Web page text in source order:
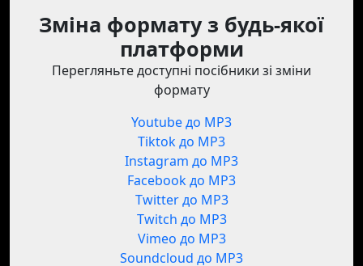
Зміна формату з будь-якої
платформи
Перегляньте доступні посібники зі зміни
формату
Youtube до MP3
Tiktok до MP3
Instagram до MP3
Facebook до MP3
Twitter до MP3
Twitch до MP3
Vimeo до MP3
Soundcloud до MP3